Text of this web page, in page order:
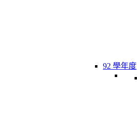
92 學年度